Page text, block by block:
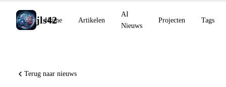
jls42
Home Artikelen
AI
Nieuws
Projecten Tags
Terug naar nieuws